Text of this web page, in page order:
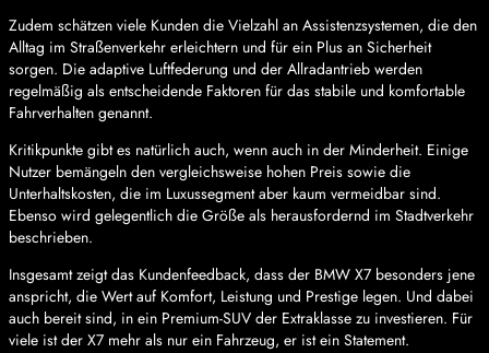
Zudem schätzen viele Kunden die Vielzahl an Assistenzsystemen, die den
Alltag im Straßenverkehr erleichtern und für ein Plus an Sicherheit
sorgen. Die adaptive Luftfederung und der Allradantrieb werden
regelmäßig als entscheidende Faktoren für das stabile und komfortable
Fahrverhalten genannt.
Kritikpunkte gibt es natürlich auch, wenn auch in der Minderheit. Einige
Nutzer bemängeln den vergleichsweise hohen Preis sowie die
Unterhaltskosten, die im Luxussegment aber kaum vermeidbar sind.
Ebenso wird gelegentlich die Größe als herausfordernd im Stadtverkehr
beschrieben.
Insgesamt zeigt das Kundenfeedback, dass der BMW X7 besonders jene
anspricht, die Wert auf Komfort, Leistung und Prestige legen. Und dabei
auch bereit sind, in ein Premium-SUV der Extraklasse zu investieren. Für
viele ist der X7 mehr als nur ein Fahrzeug, er ist ein Statement.